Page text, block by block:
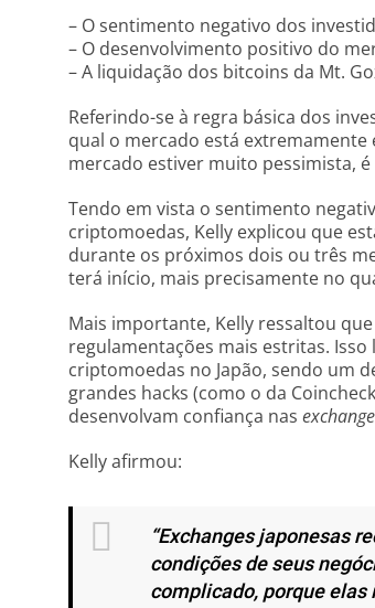
– O sentimento negativo dos
– O desenvolvimento positivo do
– A liquidação dos bitcoins da Mt.
Referindo-se à regra básica dos
qual o mercado está
mercado estiver muito pessimista,
Tendo em vista o sentimento
criptomoedas, Kelly explicou que
durante os próximos dois ou três
terá início, mais precisamente no
Mais importante, Kelly ressaltou
regulamentações mais estritas.
criptomoedas no Japão, sendo um
grandes hacks (como o da
desenvolvam confiança nas
Kelly afirmou:
“Exchanges japonesas
condições de seus
complicado, porque